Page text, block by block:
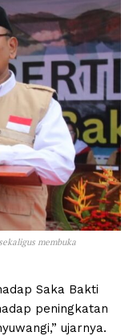
membuka
Saka Bakti
peningkatan
ujarnya.